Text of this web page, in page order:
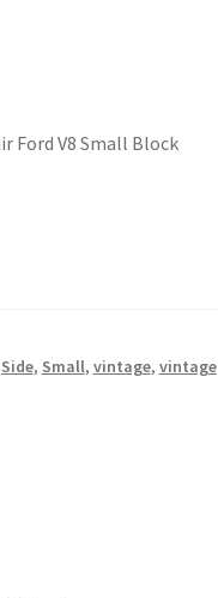
Ford V8 Small Block
Side, Small, vintage, vintage